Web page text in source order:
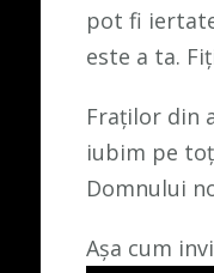
pot fi
este a ta.
Fraților din
iubim pe
Domnului
Așa cum